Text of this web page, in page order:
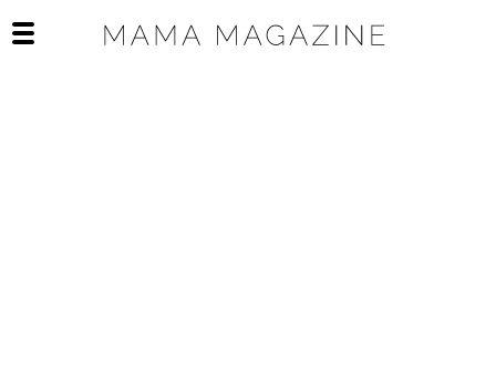
Open het mobiele menu